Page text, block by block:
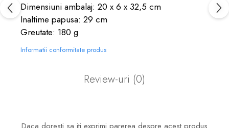
Dimensiuni ambalaj: 20 x 6 x 32,5 cm
Inaltime papusa: 29 cm
Greutate: 180 g
Informatii conformitate produs
Review-uri (0)